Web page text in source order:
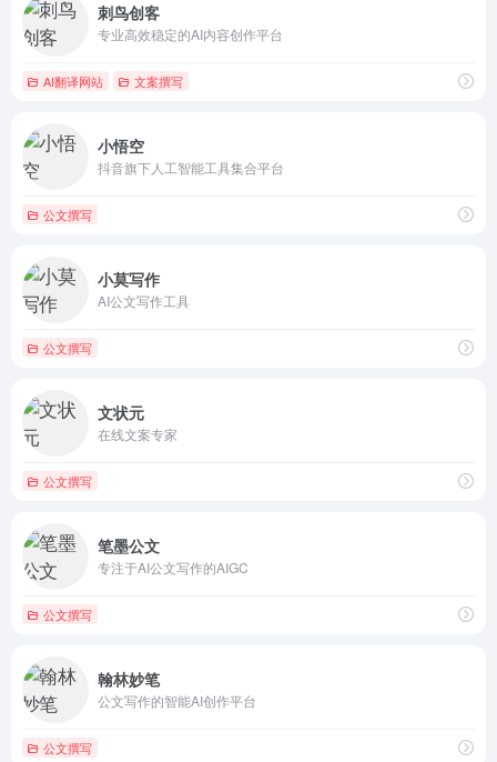
刺鸟创客
专业高效稳定的AI内容创作平台
AI翻译网站 文案撰写
小悟空
抖音旗下人工智能工具集合平台
公文撰写
小莫写作
AI公文写作工具
公文撰写
文状元
在线文案专家
公文撰写
笔墨公文
专注于AI公文写作的AIGC
公文撰写
翰林妙笔
公文写作的智能AI创作平台
公文撰写